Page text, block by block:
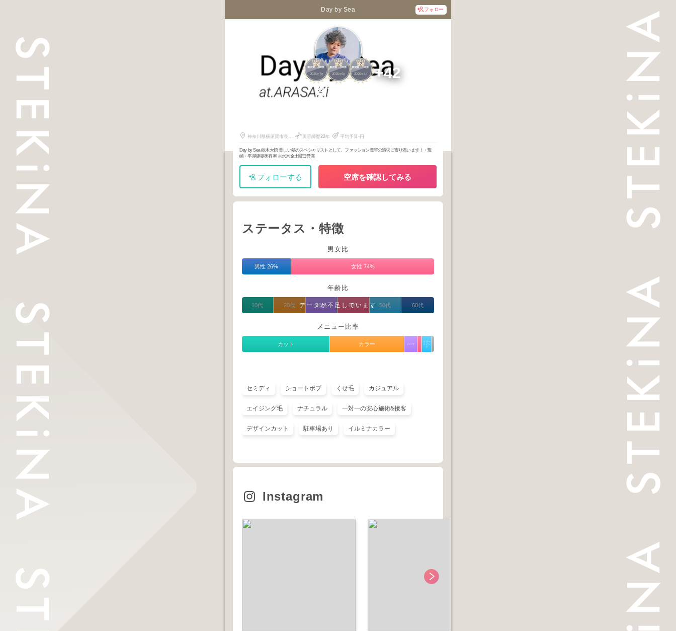
Day by Sea フォロー
2
横須賀・小田原
2026年7月
2
横須賀・小田原
2026年6月
2
横須賀・小田原
2026年4月 +42
鈴木大悟
神奈川県横須賀市長井
美容師歴22年 平均予算-円
Day by Sea 鈴木大悟 美しい髪のスペシャリストとして、ファッション美容の追求に寄り添います！・荒
崎・平屋建築美容室 ※水木金土曜日営業
フォローする 空席を確認してみる
ステータス・特徴
男女比
男性 26% 女性 74%
年齢比
データが不足しています
10代 20代 30代 40代 50代 60代
メニュー比率
カット カラー パーマ
トリー
トメン
ト
セミディ ショートボブ くせ毛 カジュアル
エイジング毛 ナチュラル 一対一の安心施術&接客
デザインカット 駐車場あり イルミナカラー
Instagram